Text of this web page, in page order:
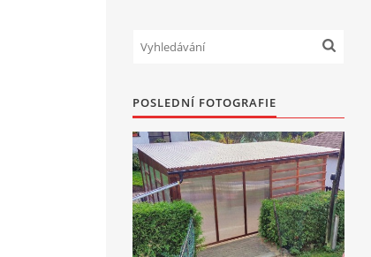
POSLEDNÍ FOTOGRAFIE